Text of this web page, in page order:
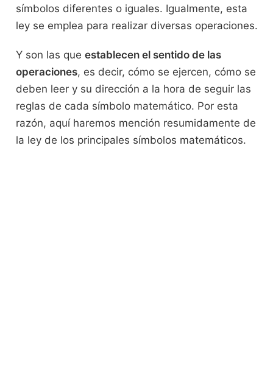
símbolos diferentes o iguales. Igualmente, esta
ley se emplea para realizar diversas operaciones.
Y son las que establecen el sentido de las
operaciones, es decir, cómo se ejercen, cómo se
deben leer y su dirección a la hora de seguir las
reglas de cada símbolo matemático. Por esta
razón, aquí haremos mención resumidamente de
la ley de los principales símbolos matemáticos.